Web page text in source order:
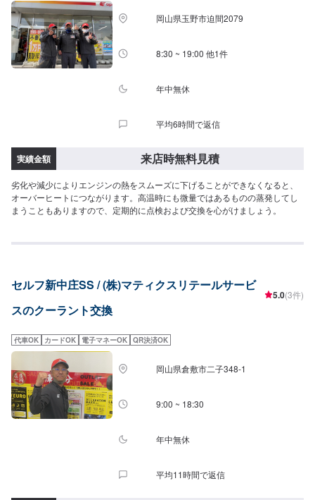
岡山県玉野市迫間2079
8:30 ~ 19:00 他1件
年中無休
平均6時間で返信
実績金額 来店時無料見積
劣化や減少によりエンジンの熱をスムーズに下げることができなくなると、
オーバーヒートにつながります。高温時にも微量ではあるものの蒸発してし
まうこともありますので、定期的に点検および交換を心がけましょう。
セルフ新中庄SS / (株)マティクスリテールサービ
スのクーラント交換
5.0(3件)
代車OK カードOK 電子マネーOK QR決済OK
岡山県倉敷市二子348-1
9:00 ~ 18:30
年中無休
平均11時間で返信